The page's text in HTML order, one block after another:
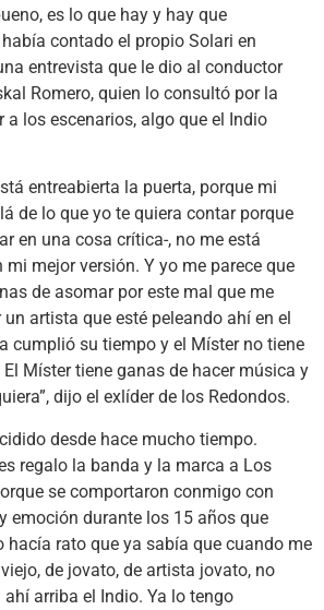
es lo que hay y hay que
contado el propio Solari en
entrevista que le dio al conductor
Romero, quien lo consultó por la
a los escenarios, algo que el Indio
entreabierta la puerta, porque mi
de lo que yo te quiera contar porque
en una cosa crítica-, no me está
mi mejor versión. Y yo me parece que
de asomar por este mal que me
artista que esté peleando ahí en el
cumplió su tiempo y el Míster no tiene
Míster tiene ganas de hacer música y
dijo el exlíder de los Redondos.
desde hace mucho tiempo.
regalo la banda y la marca a Los
se comportaron conmigo con
emoción durante los 15 años que
hacía rato que ya sabía que cuando me
de jovato, de artista jovato, no
arriba el Indio. Ya lo tengo